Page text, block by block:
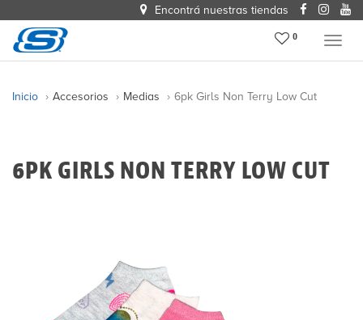
Encontrá nuestras tiendas
Menu
0
Inicio Accesorios Medias 6pk Girls Non Terry Low Cut
6PK GIRLS NON TERRY LOW CUT